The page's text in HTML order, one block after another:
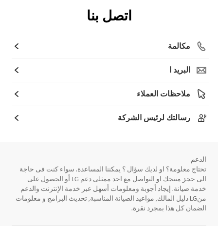
اتصل بنا
مكالمة
البريد ا
ملاحظات العملاء
رسالتك لرئيس الشركة
الدعم
تحتاج معلومة؟ او لديك سؤال ؟ يمكننا المساعدة. سواء كنت فى حاجة
الى حجز منتجك او التواصل مع احد ممثلى دعم LG أو الحصول على
خدمة صيانة. إيجاد أجوبة ومعلومات أسهل عبر خدمة الإنترنت والدعم
منLG دليل المالك, مواعيد الصيانة المناسبة, تحديث البرامج و معلومات
الضمان كل هذا بمجرد نقرة.